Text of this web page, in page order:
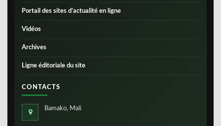
Portail des sites d’actualité en ligne
Vidéos
Archives
Ligne éditoriale du site
CONTACTS
Bamako, Mali